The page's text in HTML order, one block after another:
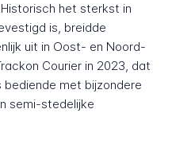
het sterkst in
is, breidde
uit in Oost- en Noord-
Courier in 2023, dat
met bijzondere
semi-stedelijke